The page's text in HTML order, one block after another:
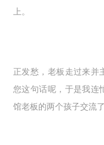
上。
正发愁，老板走过来并
您这句话呢，于是我连
馆老板的两个孩子交流了